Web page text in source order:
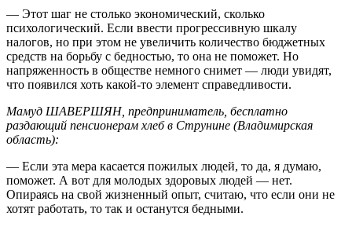
— Этот шаг не столько экономический, сколько
психологический. Если ввести прогрессивную шкалу
налогов, но при этом не увеличить количество бюджетных
средств на борьбу с бедностью, то она не поможет. Но
напряженность в обществе немного снимет — люди увидят,
что появился хоть какой-то элемент справедливости.
Мамуд ШАВЕРШЯН, предприниматель, бесплатно
раздающий пенсионерам хлеб в Струнине (Владимирская
область):
— Если эта мера касается пожилых людей, то да, я думаю,
поможет. А вот для молодых здоровых людей — нет.
Опираясь на свой жизненный опыт, считаю, что если они не
хотят работать, то так и останутся бедными.